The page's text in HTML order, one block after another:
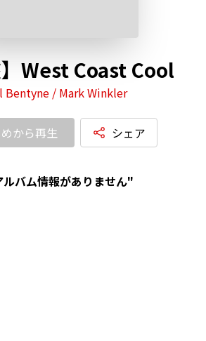
】West Coast Cool
Bentyne / Mark Winkler
から再生 シェア
バム情報がありません"